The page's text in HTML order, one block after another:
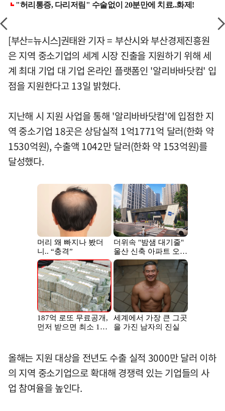
[부산=뉴시스]권태완 기자 = 부산시와 부산경제진흥원
은 지역 중소기업의 세계 시장 진출을 지원하기 위해 세
계 최대 기업 대 기업 온라인 플랫폼인 '알리바바닷컴' 입
점을 지원한다고 13일 밝혔다.
지난해 시 지원 사업을 통해 '알리바바닷컴'에 입점한 지
역 중소기업 18곳은 상담실적 1억1771억 달러(한화 약
1530억원), 수출액 1042만 달러(한화 약 153억원)를
달성했다.
올해는 지원 대상을 전년도 수출 실적 3000만 달러 이하
의 지역 중소기업으로 확대해 경쟁력 있는 기업들의 사
업 참여율을 높인다.